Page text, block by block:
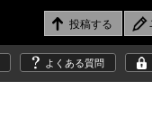
よくある質問